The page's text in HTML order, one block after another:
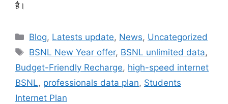
है।
Categories
Blog, Latests update, News, Uncategorized
Tags
BSNL New Year offer, BSNL unlimited data,
Budget-Friendly Recharge, high-speed internet
BSNL, professionals data plan, Students
Internet Plan